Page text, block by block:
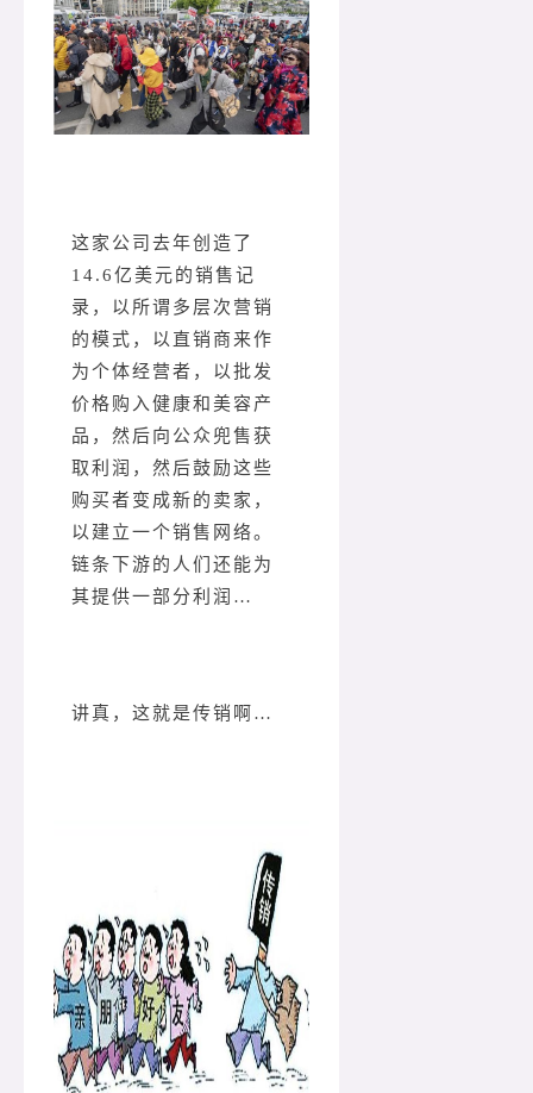
这家公司去年创造了
14.6亿美元的销售记
录，以所谓多层次营销
的模式，以直销商来作
为个体经营者，以批发
价格购入健康和美容产
品，然后向公众兜售获
取利润，然后鼓励这些
购买者变成新的卖家，
以建立一个销售网络。
链条下游的人们还能为
其提供一部分利润…
讲真，这就是传销啊…